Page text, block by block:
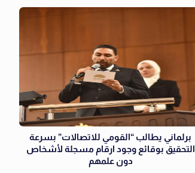
برلماني يطالب “القومي للاتصالات” بسرعة
التحقيق بوقائع وجود ارقام مسجلة لأشخاص
دون علمهم